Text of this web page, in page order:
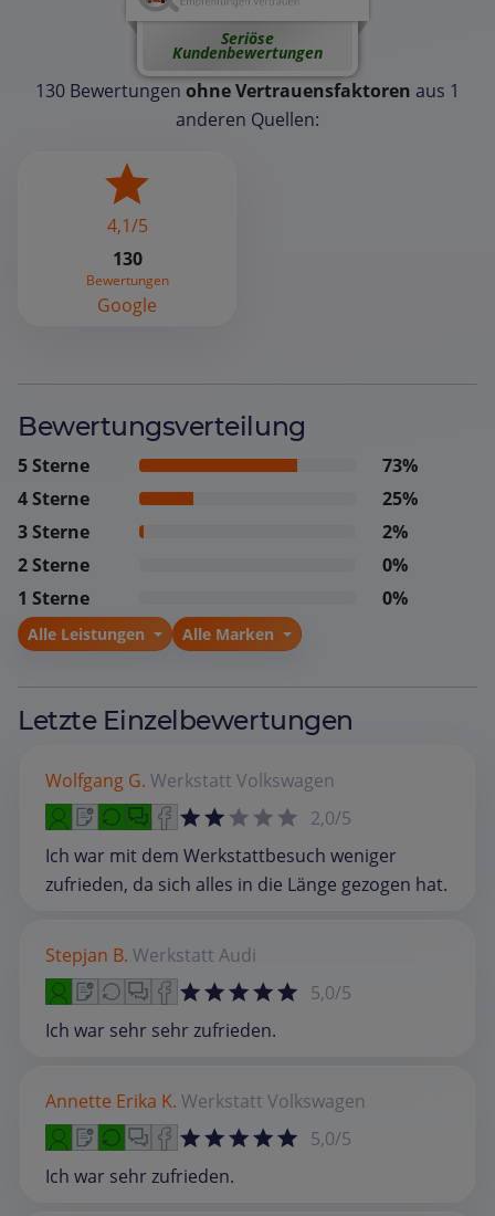
Seriöse
Kundenbewertungen
130 Bewertungen ohne Vertrauensfaktoren aus 1
anderen Quellen:
4,1/5
130
Bewertungen
Google
Bewertungsverteilung
5 Sterne
73%
4 Sterne
25%
3 Sterne
2%
2 Sterne
0%
1 Sterne
0%
Alle Leistungen Alle Marken
Letzte Einzelbewertungen
Wolfgang G. Werkstatt Volkswagen
2,0/5
Ich war mit dem Werkstattbesuch weniger
zufrieden, da sich alles in die Länge gezogen hat.
Stepjan B. Werkstatt Audi
5,0/5
Ich war sehr sehr zufrieden.
Annette Erika K. Werkstatt Volkswagen
5,0/5
Ich war sehr zufrieden.